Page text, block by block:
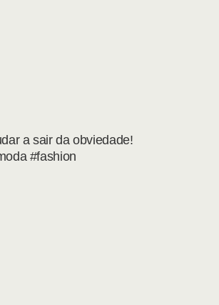
a sair da obviedade!
#fashion